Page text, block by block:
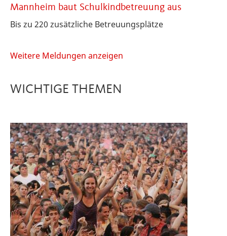
Mannheim baut Schulkindbetreuung aus
Bis zu 220 zusätzliche Betreuungsplätze
Weitere Meldungen anzeigen
WICHTIGE THEMEN